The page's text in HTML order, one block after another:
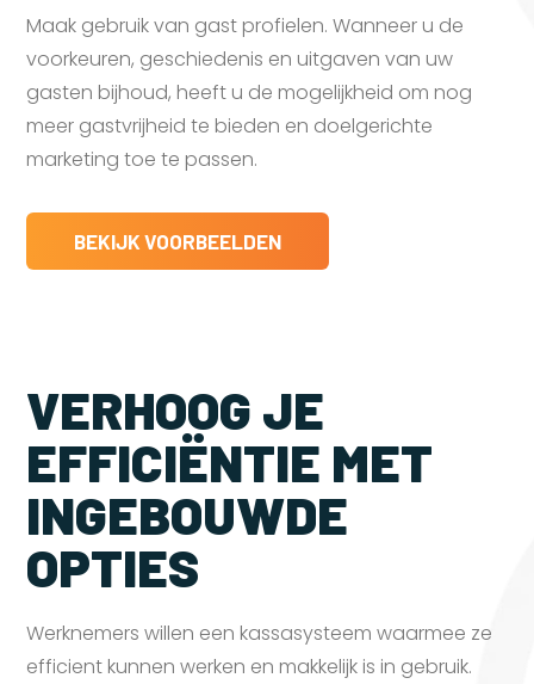
Maak gebruik van gast profielen. Wanneer u de
voorkeuren, geschiedenis en uitgaven van uw
gasten bijhoud, heeft u de mogelijkheid om nog
meer gastvrijheid te bieden en doelgerichte
marketing toe te passen.
BEKIJK VOORBEELDEN
VERHOOG JE
EFFICIËNTIE MET
INGEBOUWDE
OPTIES
Werknemers willen een kassasysteem waarmee ze
efficient kunnen werken en makkelijk is in gebruik.